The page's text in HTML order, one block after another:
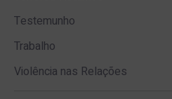
Testemunho
Trabalho
Violência nas Relações